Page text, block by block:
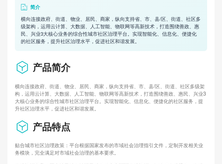
简介
横向连接政府、街道、物业、居民、商家，纵向支持省、市、县/区、街道、社区多
级架构，运用云计算、大数据、人工智能、物联网等高新技术，打造围绕善政、惠
民、兴业3大核心业务的综合性城市社区治理平台。实现智能化、信息化、便捷化
的社区服务，提升社区治理水平，促进社区和谐发展。
产品简介
横向连接政府、街道、物业、居民、商家，纵向支持省、市、县/区、街道、社区多级架
构，运用云计算、大数据、人工智能、物联网等高新技术，打造围绕善政、惠民、兴业3
大核心业务的综合性城市社区治理平台。实现智能化、信息化、便捷化的社区服务，提
升社区治理水平，促进社区和谐发展。
产品特点
贴合城市社区治理政策：平台根据国家发布的市域社会治理指引文件，定制开发相关业
务模块，完全满足对市域社会治理的基本要求。